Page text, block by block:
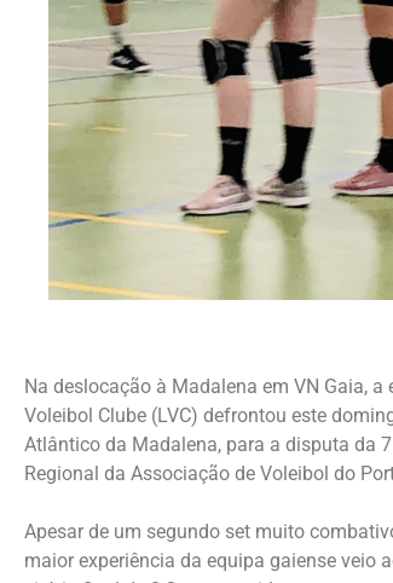
Na deslocação à Madalena em VN Gaia,
Voleibol Clube (LVC) defrontou este
Atlântico da Madalena, para a disputa da
Regional da Associação de Voleibol do
Apesar de um segundo set muito
maior experiência da equipa gaiense veio